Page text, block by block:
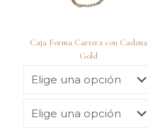
Caja Forma Cartera con Cadena
Gold